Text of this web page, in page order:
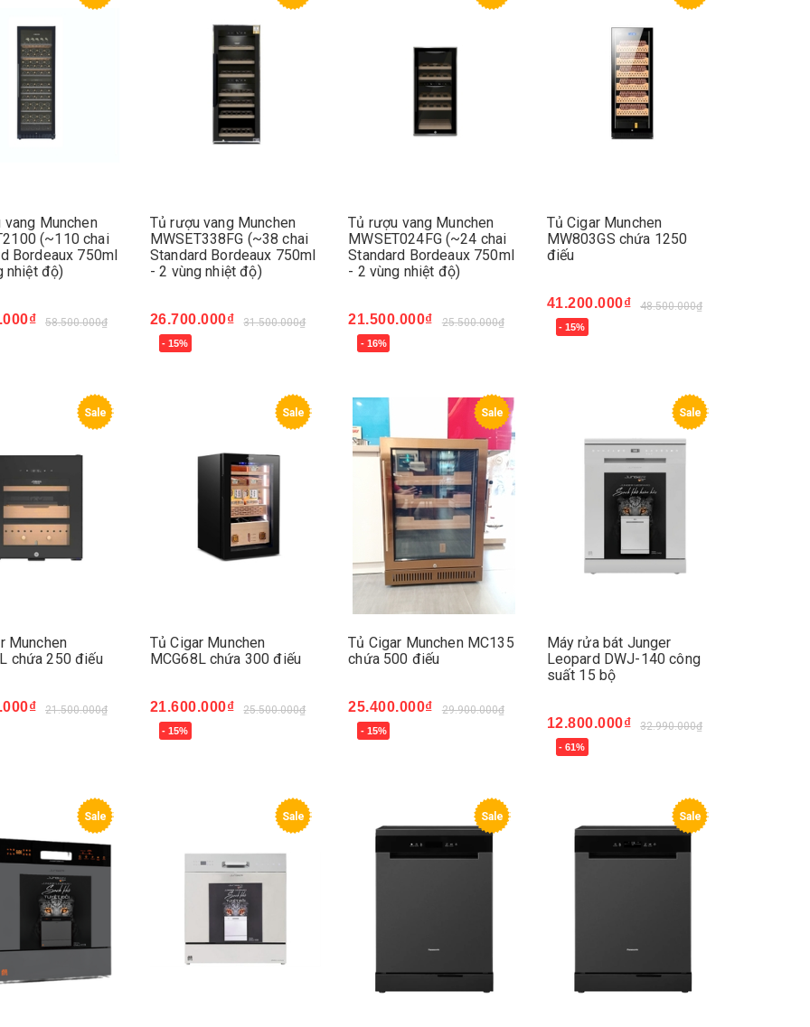
vang Munchen
(~110 chai
Bordeaux 750ml
nhiệt độ)
58.500.000₫
Tủ rượu vang Munchen
MWSET338FG (~38 chai
Standard Bordeaux 750ml
- 2 vùng nhiệt độ)
26.700.000₫ 31.500.000₫
- 15%
Mua ngay
Tủ rượu vang Munchen
MWSET024FG (~24 chai
Standard Bordeaux 750ml
- 2 vùng nhiệt độ)
21.500.000₫ 25.500.000₫
- 16%
Mua ngay
Tủ Cigar Munchen
MW803GS chứa 1250
điếu
41.200.000₫ 48.500.000₫
- 15%
Mua ngay
Sale
Munchen
chứa 250 điếu
21.500.000₫
Sale
Tủ Cigar Munchen
MCG68L chứa 300 điếu
21.600.000₫ 25.500.000₫
- 15%
Mua ngay
Sale
Tủ Cigar Munchen MC135
chứa 500 điếu
25.400.000₫ 29.900.000₫
- 15%
Mua ngay
Sale
Máy rửa bát Junger
Leopard DWJ-140 công
suất 15 bộ
12.800.000₫ 32.990.000₫
- 61%
Mua ngay
Sale Sale Sale Sale